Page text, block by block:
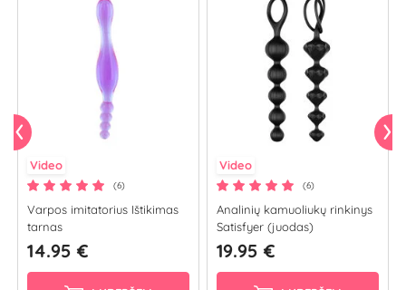
Video
(6)
Varpos imitatorius Ištikimas
tarnas
14.95 €
Video
(6)
Analinių kamuoliukų rinkinys
Satisfyer (juodas)
19.95 €